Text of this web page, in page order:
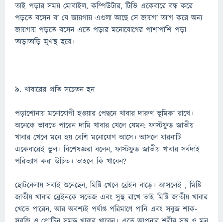
তাই পড়ার সময় মোবাইল, কম্পিউটার, টিভি একেবারে বন্ধ করে
পড়তে বসেন বা যে জায়গায় এগুলা আছে সে জায়গা ত্যাগ করে অন্য
জায়গায় পড়তে বসেন এতে পড়ার মনোযোগের পাশাপাশি পড়া
তাড়াতাড়ি মুখস্থ হবে।
৯. খাবারের প্রতি সচেতন হন
পড়াশোনায় মনোযোগী হওয়ার পেছনে খাবার দারুণ ভূমিকা রাখে।
অনেকে ভাবতে পারেন দামি খাবার খেলে যেমন: ফাস্টফুড জাতীয়
খাবার খেলে মনে হয় বেশি মনোযোগ আসে। আসলে ধারনাটি
একেবারেই ভুল। বিশেষজ্ঞরা বলেন, ফাস্টফুড জাতীয় খাবার সর্বদাই
পরিত্যাগ করা উচিত। তাহলে কি খাবেন?
ছোটবেলায় সবাই শুনেছেন, মিষ্টি খেলে ব্রেইন বাড়ে। আসলেই , মিষ্টি
জাতীয় খাবার ব্রেইনকে সতেজ এবং সুস্থ রাখে তাই মিষ্টি জাতীয় খাবার
খেতে পারেন, আর অবশ্যই পর্যাপ্ত পরিমাণে পানি এবং সবুজ শাক-